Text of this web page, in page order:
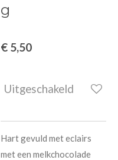
g
€ 5,50
Uitgeschakeld
Hart gevuld met eclairs
met een melkchocolade